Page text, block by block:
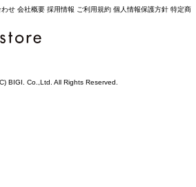
わせ 会社概要 採用情報 ご利用規約 個人情報保護方針 特定商
BIGI. Co.,Ltd. All Rights Reserved.